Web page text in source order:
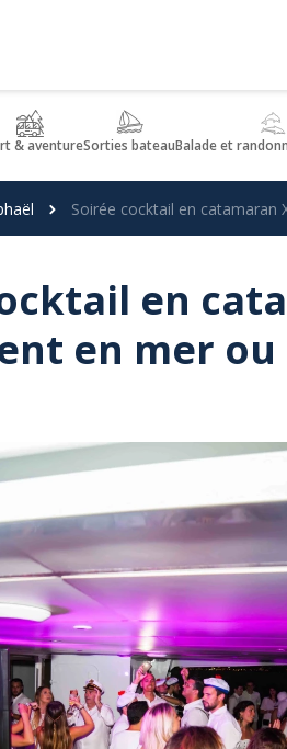
& aventureSorties bateauBalade et
Soirée cocktail en catamaran
en
en mer ou